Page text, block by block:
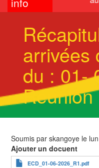
arrivées
du : 01-
Réunion
Soumis par skangoye le
Ajouter un docuent
ECD_01-06-2026_R1.pdf